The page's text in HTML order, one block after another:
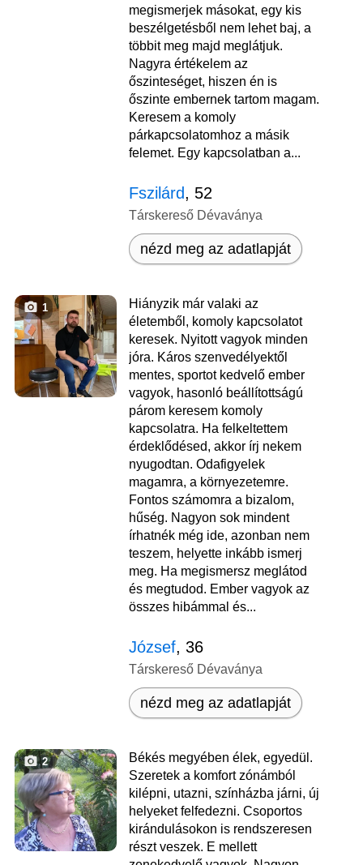
megismerjek másokat, egy kis
beszélgetésből nem lehet baj, a
többit meg majd meglátjuk.
Nagyra értékelem az
őszinteséget, hiszen én is
őszinte embernek tartom magam.
Keresem a komoly
párkapcsolatomhoz a másik
felemet. Egy kapcsolatban a...
Fszilárd, 52
Társkereső Dévaványa
nézd meg az adatlapját
1
Hiányzik már valaki az
életemből, komoly kapcsolatot
keresek. Nyitott vagyok minden
jóra. Káros szenvedélyektől
mentes, sportot kedvelő ember
vagyok, hasonló beállítottságú
párom keresem komoly
kapcsolatra. Ha felkeltettem
érdeklődésed, akkor írj nekem
nyugodtan. Odafigyelek
magamra, a környezetemre.
Fontos számomra a bizalom,
hűség. Nagyon sok mindent
írhatnék még ide, azonban nem
teszem, helyette inkább ismerj
meg. Ha megismersz meglátod
és megtudod. Ember vagyok az
összes hibámmal és...
József, 36
Társkereső Dévaványa
nézd meg az adatlapját
2
Békés megyében élek, egyedül.
Szeretek a komfort zónámból
kilépni, utazni, színházba járni, új
helyeket felfedezni. Csoportos
kirándulásokon is rendszeresen
részt veszek. E mellett